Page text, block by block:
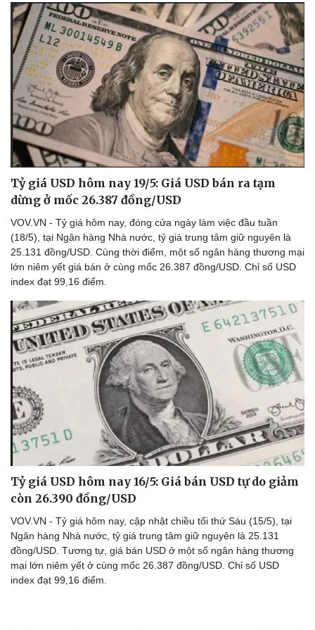
Tỷ giá USD hôm nay 19/5: Giá USD bán ra tạm
dừng ở mốc 26.387 đồng/USD
VOV.VN - Tỷ giá hôm nay, đóng cửa ngày làm việc đầu tuần
(18/5), tại Ngân hàng Nhà nước, tỷ giá trung tâm giữ nguyên là
25.131 đồng/USD. Cùng thời điểm, một số ngân hàng thương mại
lớn niêm yết giá bán ở cùng mốc 26.387 đồng/USD. Chỉ số USD
index đạt 99,16 điểm.
Tỷ giá USD hôm nay 16/5: Giá bán USD tự do giảm
còn 26.390 đồng/USD
VOV.VN - Tỷ giá hôm nay, cập nhật chiều tối thứ Sáu (15/5), tại
Ngân hàng Nhà nước, tỷ giá trung tâm giữ nguyên là 25.131
đồng/USD. Tương tự, giá bán USD ở một số ngân hàng thương
mại lớn niêm yết ở cùng mốc 26.387 đồng/USD. Chỉ số USD
index đạt 99,16 điểm.